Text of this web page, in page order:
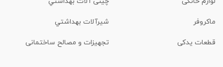
ماكروفر شیرآلات بهداشتي
قطعات یدکی تجهیزات و مصالح ساختمانی